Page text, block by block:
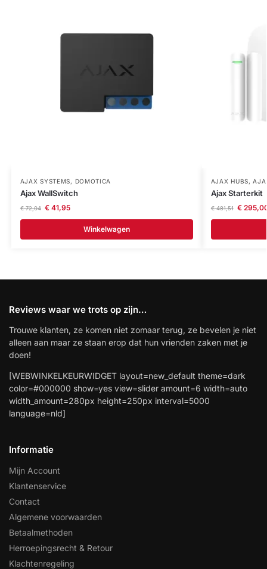
AJAX SYSTEMS, DOMOTICA
Ajax WallSwitch
€72,04 €41,95
Winkelwagen
AJAX HUBS,
Ajax Starterkit
€481,51 €
Reviews waar we trots op zijn…
Trouwe klanten, ze komen niet zomaar terug, ze bevelen je niet
alleen aan maar ze staan erop dat hun vrienden zaken met je
doen!
[WEBWINKELKEURWIDGET layout=new_default theme=dark
color=#000000 show=yes view=slider amount=6 width=auto
width_amount=280px height=250px interval=5000
language=nld]
Informatie
Mijn Account
Klantenservice
Contact
Algemene voorwaarden
Betaalmethoden
Herroepingsrecht & Retour
Klachtenregeling